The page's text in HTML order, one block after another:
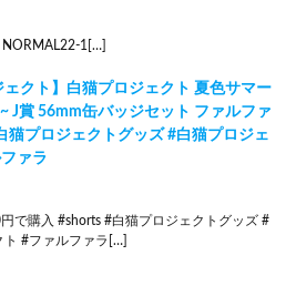
1[…]
ェクト】白猫プロジェクト 夏色サマー
J賞 56mm缶バッジセット ファルファ
猫プロジェクトグッズ #白猫プロジェ
ァラ
で購入 #shorts #白猫プロジェクトグッズ #
ト #ファルファラ[…]